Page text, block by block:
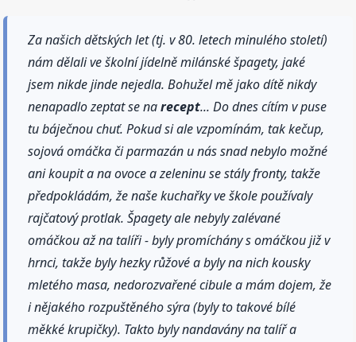
Za našich dětských let (tj. v 80. letech minulého století)
nám dělali ve školní jídelně milánské špagety, jaké
jsem nikde jinde nejedla. Bohužel mě jako dítě nikdy
nenapadlo zeptat se narecept... Do dnes cítím v puse
tu báječnou chuť. Pokud si ale vzpomínám, tak kečup,
sojová omáčka či parmazán u nás snad nebylo možné
ani koupit a na ovoce a zeleninu se stály fronty, takže
předpokládám, že naše kuchařky ve škole používaly
rajčatový protlak. Špagety ale nebyly zalévané
omáčkou až na talíři - byly promíchány s omáčkou již v
hrnci, takže byly hezky růžové a byly na nich kousky
mletého masa, nedorozvařené cibule a mám dojem, že
i nějakého rozpuštěného sýra (byly to takové bílé
měkké krupičky). Takto byly nandavány na talíř a